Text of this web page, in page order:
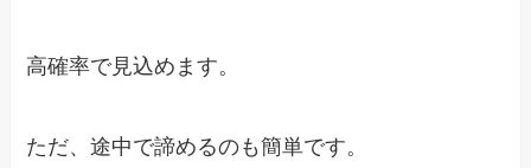
高確率で見込めます。
ただ、途中で諦めるのも簡単です。